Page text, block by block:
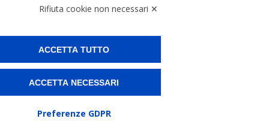
Cookies
e spedire i tuoi pacchi.
Rifiuta cookie non necessari ✕
ACCETTA TUTTO
ACCETTA NECESSARI
Preferenze GDPR